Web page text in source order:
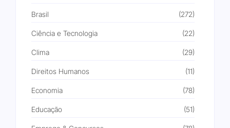
Brasil (272)
Ciência e Tecnologia (22)
Clima (29)
Direitos Humanos (11)
Economia (78)
Educação (51)